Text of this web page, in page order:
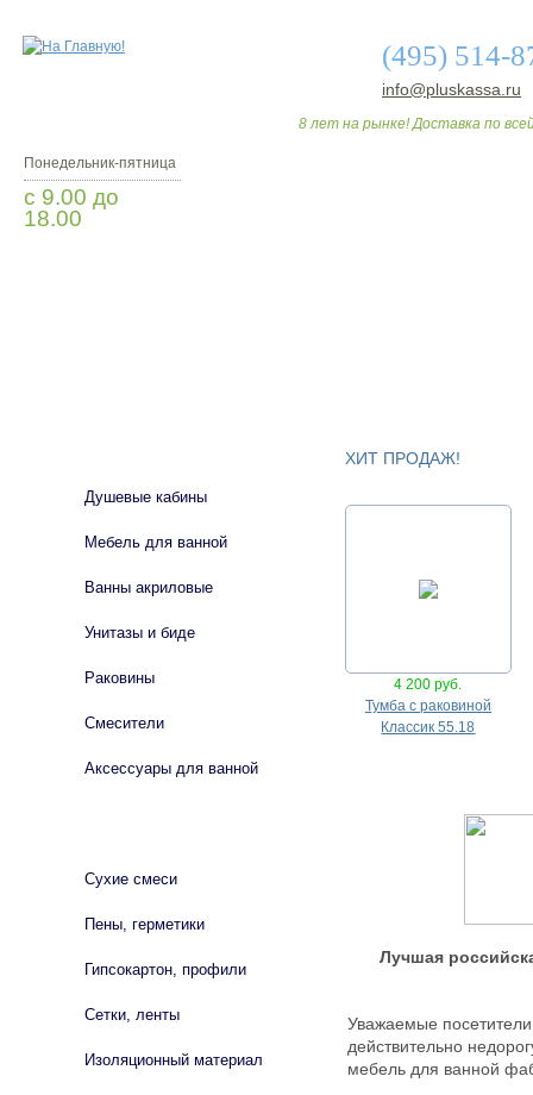
(495) 514-
info@pluskassa.ru
8 лет на рынке! Доставка по
Понедельник-пятница
с 9.00 до
18.00
ХИТ ПРОДАЖ!
4 200 руб.
Тумба с раковиной
Классик 55.18
Лучшая
Уважаемые
действительно
мебель для ванной
Душевые кабины
Мебель для ванной
Ванны акриловые
Унитазы и биде
Раковины
Смесители
Аксессуары для ванной
Сухие смеси
Пены, герметики
Гипсокартон, профили
Сетки, ленты
Изоляционный материал